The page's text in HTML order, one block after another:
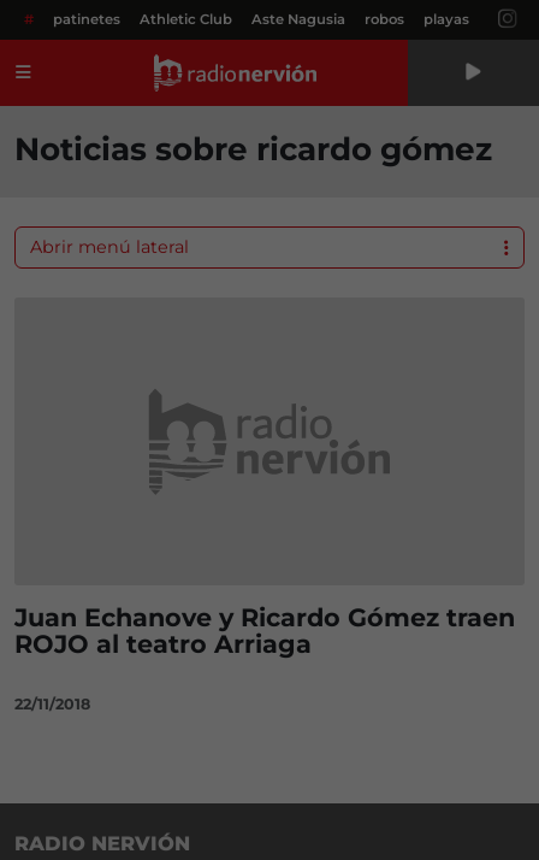
# patinetes Athletic Club Aste Nagusia robos playas
Noticias sobre ricardo gómez
Juan Echanove y Ricardo Gómez traen
ROJO al teatro Arriaga
22/11/2018
Abrir menú lateral
RADIO NERVIÓN